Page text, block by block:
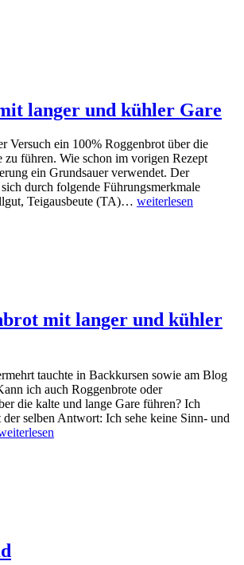
langer und kühler Gare
Versuch ein 100% Roggenbrot über die
zu führen. Wie schon im vorigen Rezept
ein Grundsauer verwendet. Der
durch folgende Führungsmerkmale
Teigausbeute (TA)… weiterlesen
mit langer und kühler
tauchte in Backkursen sowie am Blog
ich auch Roggenbrote oder
die kalte und lange Gare führen? Ich
selben Antwort: Ich sehe keine Sinn- und